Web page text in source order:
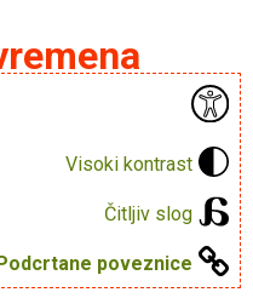
Visoki kontrast
Čitljiv slog
poveznice
knjiga.